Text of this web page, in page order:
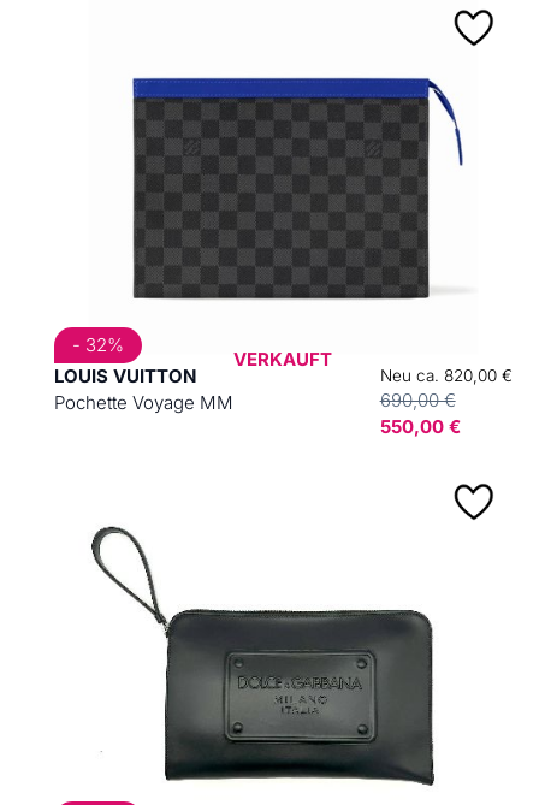
LOUIS VUITTON
Pochette Voyage MM
Neu ca. 820,00 €
690,00 €
550,00 €
VERKAUFT
- 32%